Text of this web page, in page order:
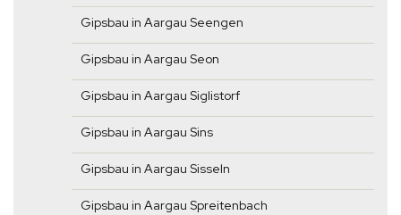
Gipsbau in Aargau Seengen
Gipsbau in Aargau Seon
Gipsbau in Aargau Siglistorf
Gipsbau in Aargau Sins
Gipsbau in Aargau Sisseln
Gipsbau in Aargau Spreitenbach